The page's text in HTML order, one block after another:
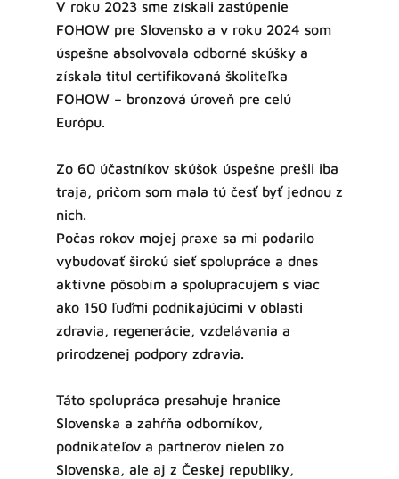
V roku 2023 sme získali zastúpenie
FOHOW pre Slovensko a v roku 2024 som
úspešne absolvovala odborné skúšky a
získala titul certifikovaná školiteľka
FOHOW – bronzová úroveň pre celú
Európu.
Zo 60 účastníkov skúšok úspešne prešli iba
traja, pričom som mala tú česť byť jednou z
nich.
Počas rokov mojej praxe sa mi podarilo
vybudovať širokú sieť spolupráce a dnes
aktívne pôsobím a spolupracujem s viac
ako 150 ľuďmi podnikajúcimi v oblasti
zdravia, regenerácie, vzdelávania a
prirodzenej podpory zdravia.
Táto spolupráca presahuje hranice
Slovenska a zahŕňa odborníkov,
podnikateľov a partnerov nielen zo
Slovenska, ale aj z Českej republiky,